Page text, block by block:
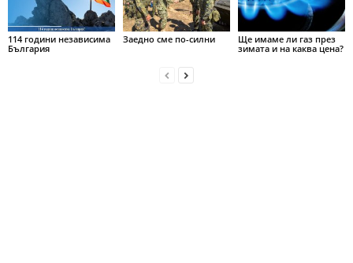
114 години независима
България
Заедно сме по-силни
Ще имаме ли газ през
зимата и на каква цена?